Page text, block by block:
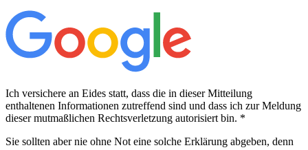
Ich versichere an Eides statt, dass die in dieser Mitteilung
enthaltenen Informationen zutreffend sind und dass ich zur Meldung
dieser mutmaßlichen Rechtsverletzung autorisiert bin. *
Sie sollten aber nie ohne Not eine solche Erklärung abgeben, denn